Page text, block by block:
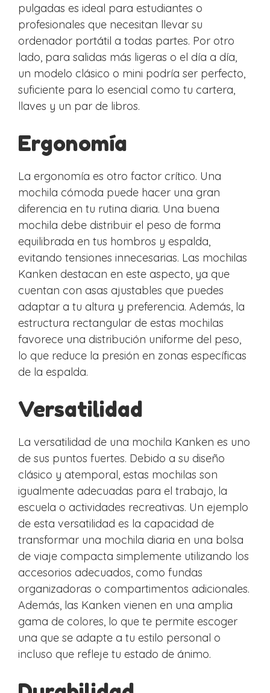
pulgadas es ideal para estudiantes o
profesionales que necesitan llevar su
ordenador portátil a todas partes. Por otro
lado, para salidas más ligeras o el día a día,
un modelo clásico o mini podría ser perfecto,
suficiente para lo esencial como tu cartera,
llaves y un par de libros.
Ergonomía
La ergonomía es otro factor crítico. Una
mochila cómoda puede hacer una gran
diferencia en tu rutina diaria. Una buena
mochila debe distribuir el peso de forma
equilibrada en tus hombros y espalda,
evitando tensiones innecesarias. Las mochilas
Kanken destacan en este aspecto, ya que
cuentan con asas ajustables que puedes
adaptar a tu altura y preferencia. Además, la
estructura rectangular de estas mochilas
favorece una distribución uniforme del peso,
lo que reduce la presión en zonas específicas
de la espalda.
Versatilidad
La versatilidad de una mochila Kanken es uno
de sus puntos fuertes. Debido a su diseño
clásico y atemporal, estas mochilas son
igualmente adecuadas para el trabajo, la
escuela o actividades recreativas. Un ejemplo
de esta versatilidad es la capacidad de
transformar una mochila diaria en una bolsa
de viaje compacta simplemente utilizando los
accesorios adecuados, como fundas
organizadoras o compartimentos adicionales.
Además, las Kanken vienen en una amplia
gama de colores, lo que te permite escoger
una que se adapte a tu estilo personal o
incluso que refleje tu estado de ánimo.